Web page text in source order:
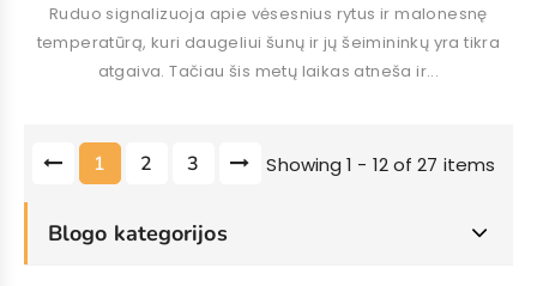
Ruduo signalizuoja apie vėsesnius rytus ir malonesnę
temperatūrą, kuri daugeliui šunų ir jų šeimininkų yra tikra
atgaiva. Tačiau šis metų laikas atneša ir...
1 2 3 Showing 1 - 12 of 27 items
Blogo kategorijos